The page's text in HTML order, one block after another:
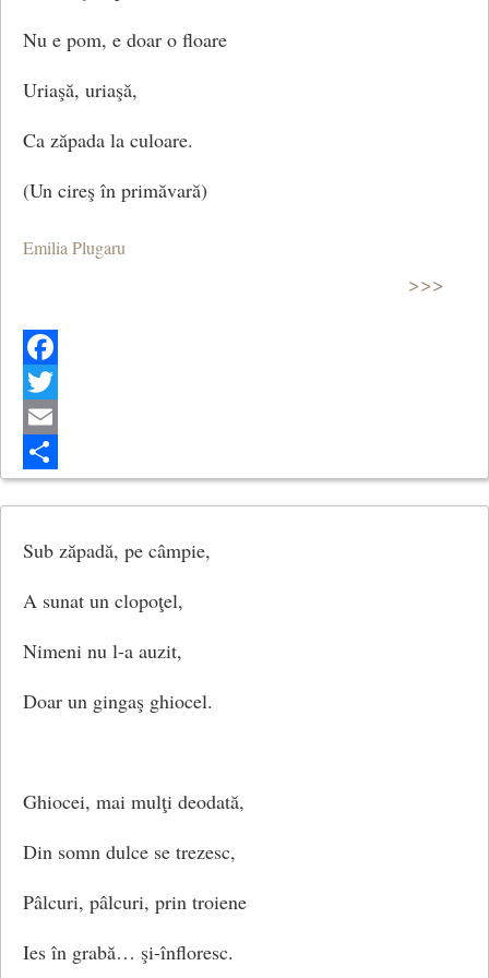
Nu e pom, e doar o floare
Uriaşă, uriaşă,
Ca zăpada la culoare.
(Un cireş în primăvară)
Emilia Plugaru
>>>
Facebook
Twitter
Email
Share
Sub zăpadă, pe câmpie,
A sunat un clopoţel,
Nimeni nu l-a auzit,
Doar un gingaş ghiocel.
Ghiocei, mai mulţi deodată,
Din somn dulce se trezesc,
Pâlcuri, pâlcuri, prin troiene
Ies în grabă… şi-înfloresc.